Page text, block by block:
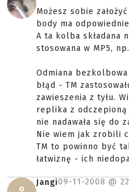
Możesz sobie
body ma
A ta kolba składana
stosowana w MP5,
Odmiana
błąd - TM
zawieszenia z tyłu.
replika z
nie nadawała się do
Nie wiem jak zrobili
TM to powinno być
łatwiznę - ich
Jangi09-11-2008 @